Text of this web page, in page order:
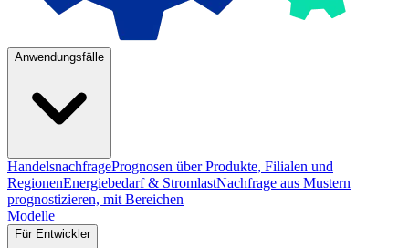
Anwendungsfälle
HandelsnachfragePrognosen über Produkte, Filialen und
RegionenEnergiebedarf & StromlastNachfrage aus Mustern
prognostizieren, mit Bereichen
Modelle
Für Entwickler